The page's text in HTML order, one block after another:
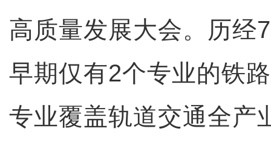
高质量发展大会。历经
早期仅有2个专业的铁
专业覆盖轨道交通全产